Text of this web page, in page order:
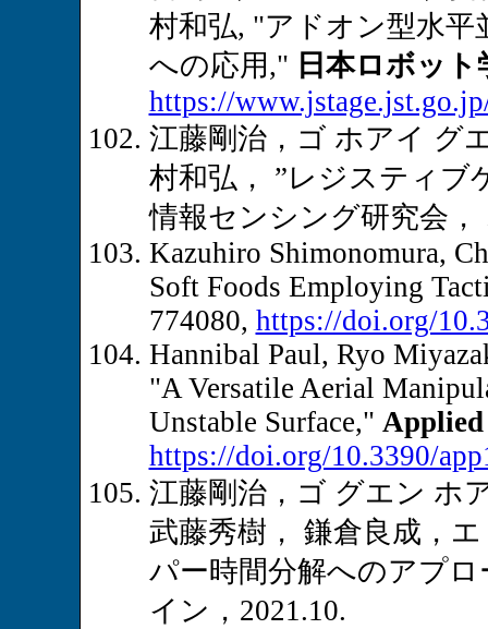
村和弘, "アドオン型水
への応用," 日本ロボット
https://
江藤剛治，ゴ ホアイ グ
村和弘， ”レジスティブ
情報センシング研究会，
Kazuhiro Shimonomura,
Soft Foods Employing
774080, https://doi.org/
Hannibal Paul, Ryo
"A Versatile Aerial
Unstable Surface," Applied
https://doi.org/10.3390/
江藤剛治，ゴ グエン ホ
武藤秀樹， 鎌倉良成，
パー時間分解へのアプ
イン，2021.10.